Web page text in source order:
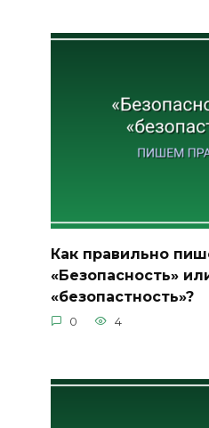
Как правильно
«Безопасность»
«безопастность»?
0 4